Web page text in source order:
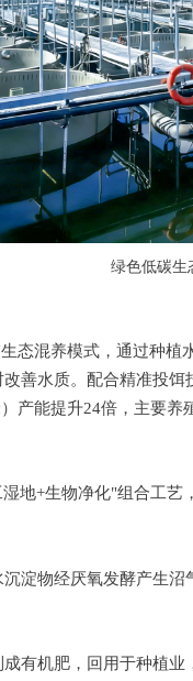
绿色低碳生
混养模式，通过种植
善水质。配合精准投
产能提升24倍，主要养
地+生物净化"组合工艺
淀物经厌氧发酵产生沼
有机肥，回用于种植